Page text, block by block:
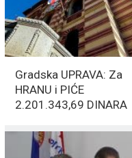
Gradska UPRAVA: Za
HRANU i PIĆE
2.201.343,69 DINARA